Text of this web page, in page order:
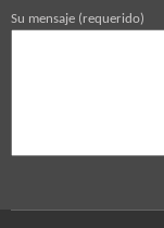
Su mensaje (requerido)